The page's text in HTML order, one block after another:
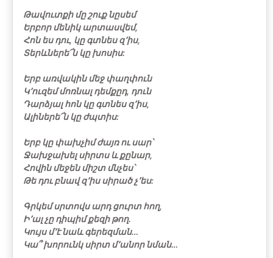
Թավուտքի մը շուք նըսեմ
Երբոր մենիկ արտասվեմ,
Հոն ես դու, կը գտնես զ՚իս,
Տերևներե՜ն կը խոսիս:
Երբ առվակին մեջ փաղփուն
Կ՚ուզեմ մոռնալ դեմքըդ, դուն
Դարձյալ հոն կը գտնես զ՚իս,
Ալիներե՜ն կը ժպտիս:
Երբ կը փախչիմ ժայռ ու սար՝
Ջախջախել սիրտս և քընար,
Հովին մեջեն միշտ մնչես՝
Թե դու բնավ զ՚իս սիրած չ՚ես:
Գրկեմ սրտովս արդ ցուրտ հող,
Ի՚ալ չը դիպիմ քեզի թող.
Կույս մ՚է նաև գերեզման…
Կա՞ խորունկ սիրտ մ՚անոր նման…